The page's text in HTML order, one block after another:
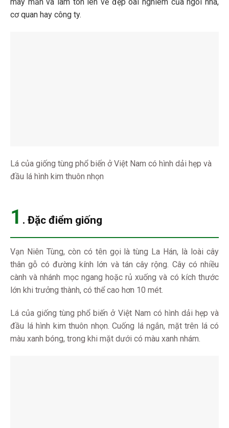
cơ quan hay công ty.
Lá của giống tùng phổ biến ở Việt Nam có hình dải hẹp và
đầu lá hình kim thuôn nhọn
1 . Đặc điểm giống
Vạn Niên Tùng, còn có tên gọi là tùng La Hán, là loài cây
thân gỗ có đường kính lớn và tán cây rộng. Cây có nhiều
cành và nhánh mọc ngang hoặc rủ xuống và có kích thước
lớn khi trưởng thành, có thể cao hơn 10 mét.
Lá của giống tùng phổ biến ở Việt Nam có hình dải hẹp và
đầu lá hình kim thuôn nhọn. Cuống lá ngắn, mặt trên lá có
màu xanh bóng, trong khi mặt dưới có màu xanh nhám.